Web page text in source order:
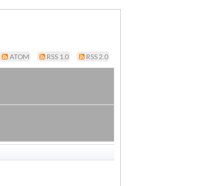
ATOM RSS 1.0 RSS 2.0